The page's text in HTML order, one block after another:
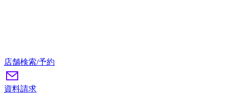
店舗検索/予約
資料請求